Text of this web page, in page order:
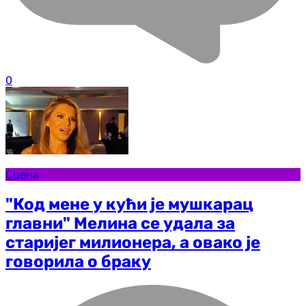
0
Сцена
"Код мене у кући је мушкарац
главни" Мелина се удала за
старијег милионера, а овако је
говорила о браку